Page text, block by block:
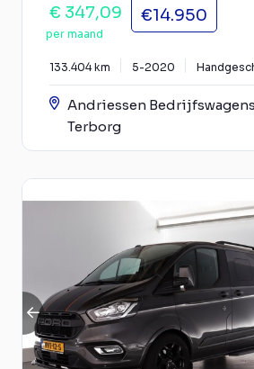
€ 347,09
per maand
€14.950
133.404 km 5-2020
Andriessen Bedrijfswagens
Terborg